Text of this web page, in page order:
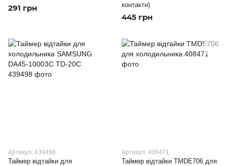
291 грн
контакти)
445 грн
Артикул: 439498
Таймер відтайки для
Артикул: 408471
Таймер відтайки TMDE706 для